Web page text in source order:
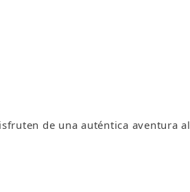
de una auténtica aventura al